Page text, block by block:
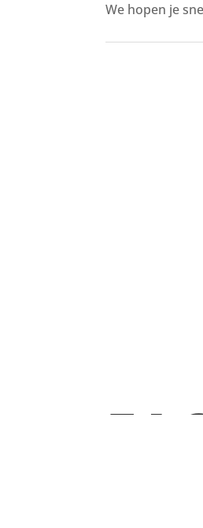
We hopen je